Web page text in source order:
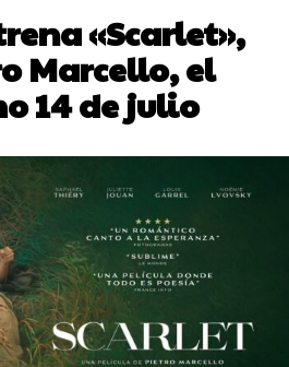
«Scarlet»,
Marcello, el
14 de julio